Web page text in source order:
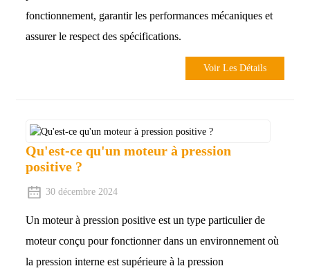
fonctionnement, garantir les performances mécaniques et
assurer le respect des spécifications.
Voir Les Détails
Qu'est-ce qu'un moteur à pression
positive ?
30 décembre 2024
Un moteur à pression positive est un type particulier de
moteur conçu pour fonctionner dans un environnement où
la pression interne est supérieure à la pression